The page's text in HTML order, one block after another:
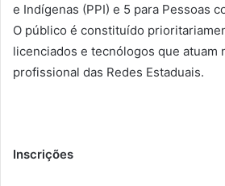
e Indígenas (PPI) e 5 para Pessoas
O público é constituído
licenciados e tecnólogos que atuam
profissional das Redes Estaduais.
Inscrições